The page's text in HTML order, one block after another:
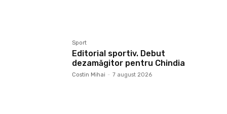
Sport
Editorial sportiv. Debut
dezamăgitor pentru Chindia
Costin Mihai - 7 august 2026